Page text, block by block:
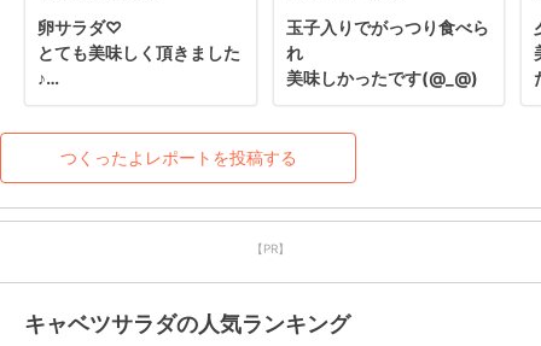
卵サラダ♡
とても美味しく頂きました
♪
す(*^^)v
玉子入りでがっつり食べら
れ
美味しかったです(@_@)
つくったよレポートを投稿する
【PR】
キャベツサラダの人気ランキング